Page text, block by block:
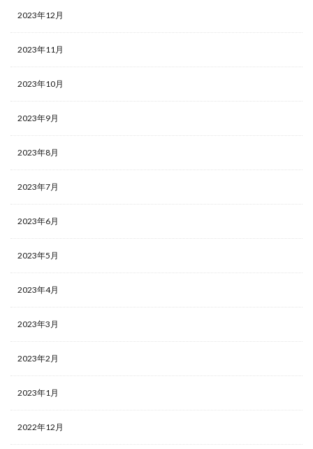
2023年12月
2023年11月
2023年10月
2023年9月
2023年8月
2023年7月
2023年6月
2023年5月
2023年4月
2023年3月
2023年2月
2023年1月
2022年12月